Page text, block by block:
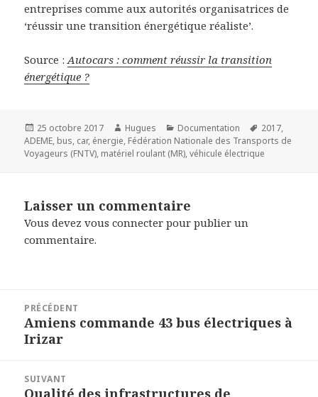
entreprises comme aux autorités organisatrices de
‘réussir une transition énergétique réaliste’.
Source :Autocars : comment réussir la transition
énergétique ?
Publié
le
25 octobre 2017 Auteur
Hugues Catégories
Documentation
Mots-
clés
2017,
ADEME, bus, car, énergie, Fédération Nationale des Transports de
Voyageurs (FNTV), matériel roulant (MR),véhicule électrique
Laisser un commentaire
Vous devezvous connecter pour publier un
commentaire.
l’article
PRÉCÉDENT
Article
précédent :
Amiens commande 43 bus électriques à
Irizar
SUIVANT
Article
Qualité des infrastructures de